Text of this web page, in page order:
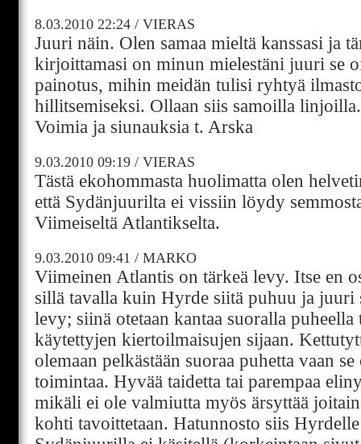
8.03.2010 22:24 / VIERAS
Juuri näin. Olen samaa mieltä kanssasi ja
kirjoittamasi on minun mielestäni juuri se
painotus, mihin meidän tulisi ryhtyä
hillitsemiseksi. Ollaan siis samoilla
Voimia ja siunauksia t. Arska
9.03.2010 09:19 / VIERAS
Tästä ekohommasta huolimatta olen
että Sydänjuurilta ei vissiin löydy
Viimeiseltä Atlantikselta.
9.03.2010 09:41 / MARKO
Viimeinen Atlantis on tärkeä levy. Itse en
sillä tavalla kuin Hyrde siitä puhuu ja juuri
levy; siinä otetaan kantaa suoralla puheella
käytettyjen kiertoilmaisujen sijaan.
olemaan pelkästään suoraa puhetta vaan
toimintaa. Hyvää taidetta tai parempaa
mikäli ei ole valmiutta myös ärsyttää
kohti tavoittetaan. Hatunnosto siis